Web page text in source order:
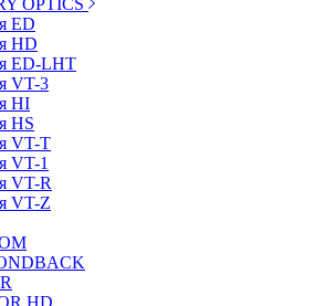
OPTICS
ED
HD
ED-LHT
VT-3
HI
HS
VT-T
VT-1
VT-R
VT-Z
HD